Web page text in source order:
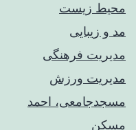
محیط زیست
مد و زیبایی
مدیریت فرهنگی
مدیریت ورزش
مسجدجامعی، احمد
مسکن